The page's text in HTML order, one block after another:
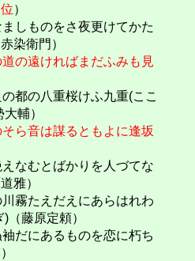
）
しものをさ夜更けてかた
染衛門）
の遠ければまだふみも見
都の八重桜けふ九重(ここ
輔）
ら音は謀るともよに逢坂
なむとばかりを人づてな
雅）
霧たえだえにあらはれわ
（藤原定頼）
だにあるものを恋に朽ち